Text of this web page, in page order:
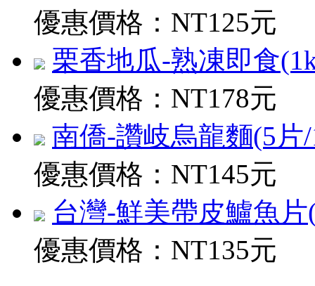
優惠價格： NT125元
栗香地瓜-熟凍即食
優惠價格： NT178元
南僑-讚岐烏龍麵(5片
優惠價格： NT145元
台灣-鮮美帶皮鱸魚片
優惠價格： NT135元